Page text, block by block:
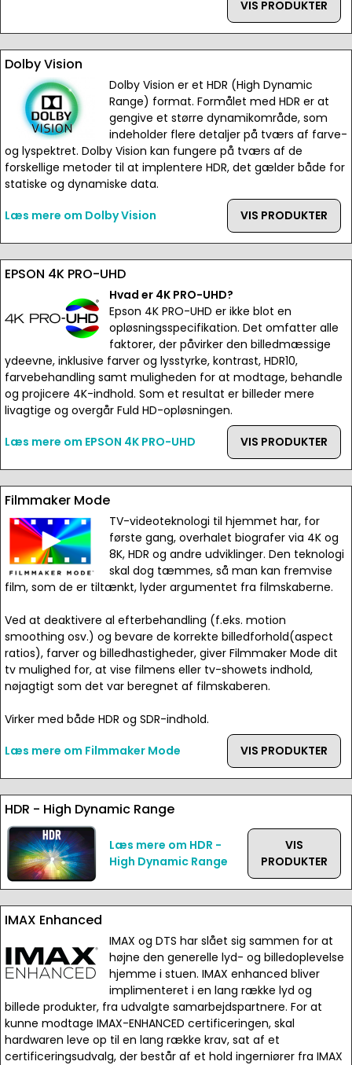
VIS PRODUKTER
Dolby Vision
Dolby Vision er et HDR (High Dynamic
Range) format. Formålet med HDR er at
gengive et større dynamikområde, som
indeholder flere detaljer på tværs af farve-
og lyspektret. Dolby Vision kan fungere på tværs af de
forskellige metoder til at implentere HDR, det gælder både for
statiske og dynamiske data.
Læs mere om Dolby Vision
VIS PRODUKTER
EPSON 4K PRO-UHD
Hvad er 4K PRO-UHD?
Epson 4K PRO-UHD er ikke blot en
opløsningsspecifikation. Det omfatter alle
faktorer, der påvirker den billedmæssige
ydeevne, inklusive farver og lysstyrke, kontrast, HDR10,
farvebehandling samt muligheden for at modtage, behandle
og projicere 4K-indhold. Som et resultat er billeder mere
livagtige og overgår Fuld HD-opløsningen.
Læs mere om EPSON 4K PRO-UHD
VIS PRODUKTER
Filmmaker Mode
TV-videoteknologi til hjemmet har, for
første gang, overhalet biografer via 4K og
8K, HDR og andre udviklinger. Den teknologi
skal dog tæmmes, så man kan fremvise
film, som de er tiltænkt, lyder argumentet fra filmskaberne.
Ved at deaktivere al efterbehandling (f.eks. motion
smoothing osv.) og bevare de korrekte billedforhold(aspect
ratios), farver og billedhastigheder, giver Filmmaker Mode dit
tv mulighed for, at vise filmens eller tv-showets indhold,
nøjagtigt som det var beregnet af filmskaberen.
Virker med både HDR og SDR-indhold.
Læs mere om Filmmaker Mode
VIS PRODUKTER
HDR - High Dynamic Range
Læs mere om HDR -
High Dynamic Range
VIS
PRODUKTER
IMAX Enhanced
IMAX og DTS har slået sig sammen for at
højne den generelle lyd- og billedoplevelse
hjemme i stuen. IMAX enhanced bliver
implimenteret i en lang række lyd og
billede produkter, fra udvalgte samarbejdspartnere. For at
kunne modtage IMAX-ENHANCED certificeringen, skal
hardwaren leve op til en lang række krav, sat af et
certificeringsudvalg, der består af et hold ingerniører fra IMAX